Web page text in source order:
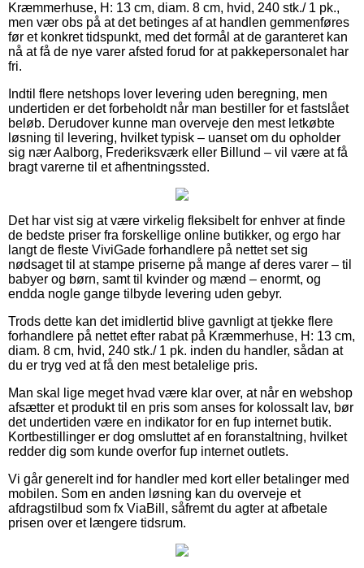
Kræmmerhuse, H: 13 cm, diam. 8 cm, hvid, 240 stk./ 1 pk.,
men vær obs på at det betinges af at handlen gemmenføres
før et konkret tidspunkt, med det formål at de garanteret kan
nå at få de nye varer afsted forud for at pakkepersonalet har
fri.
Indtil flere netshops lover levering uden beregning, men
undertiden er det forbeholdt når man bestiller for et fastslået
beløb. Derudover kunne man overveje den mest letkøbte
løsning til levering, hvilket typisk – uanset om du opholder
sig nær Aalborg, Frederiksværk eller Billund – vil være at få
bragt varerne til et afhentningssted.
Det har vist sig at være virkelig fleksibelt for enhver at finde
de bedste priser fra forskellige online butikker, og ergo har
langt de fleste ViviGade forhandlere på nettet set sig
nødsaget til at stampe priserne på mange af deres varer – til
babyer og børn, samt til kvinder og mænd – enormt, og
endda nogle gange tilbyde levering uden gebyr.
Trods dette kan det imidlertid blive gavnligt at tjekke flere
forhandlere på nettet efter rabat på Kræmmerhuse, H: 13 cm,
diam. 8 cm, hvid, 240 stk./ 1 pk. inden du handler, sådan at
du er tryg ved at få den mest betalelige pris.
Man skal lige meget hvad være klar over, at når en webshop
afsætter et produkt til en pris som anses for kolossalt lav, bør
det undertiden være en indikator for en fup internet butik.
Kortbestillinger er dog omsluttet af en foranstaltning, hvilket
redder dig som kunde overfor fup internet outlets.
Vi går generelt ind for handler med kort eller betalinger med
mobilen. Som en anden løsning kan du overveje et
afdragstilbud som fx ViaBill, såfremt du agter at afbetale
prisen over et længere tidsrum.